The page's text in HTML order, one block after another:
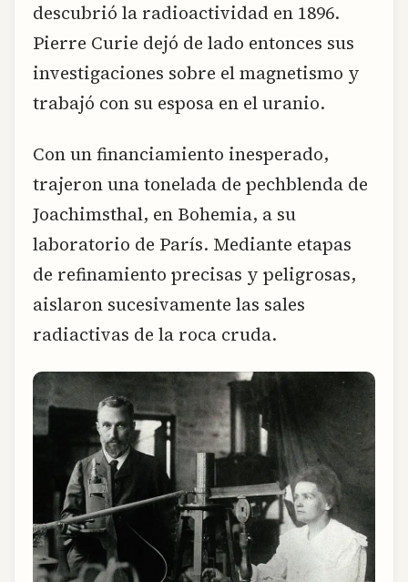
descubrió la radioactividad en 1896.
Pierre Curie dejó de lado entonces sus
investigaciones sobre el magnetismo y
trabajó con su esposa en el uranio.
Con un financiamiento inesperado,
trajeron una tonelada de pechblenda de
Joachimsthal, en Bohemia, a su
laboratorio de París. Mediante etapas
de refinamiento precisas y peligrosas,
aislaron sucesivamente las sales
radiactivas de la roca cruda.